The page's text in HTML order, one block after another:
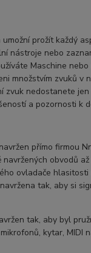
prožít každý
nástroje nebo
Maschine
množstvím zvuků v
zvuk nedostanete
a pozornosti k
přímo firmou
obvodů
ovladače
tak, aby si
tak, aby byl
kytar, MIDI